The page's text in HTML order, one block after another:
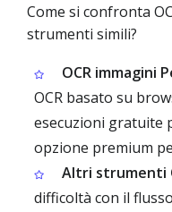
Come si confronta
strumenti simili?
OCR immagini
OCR basato su
esecuzioni gratuite
opzione premium
Altri strumenti
difficoltà con il